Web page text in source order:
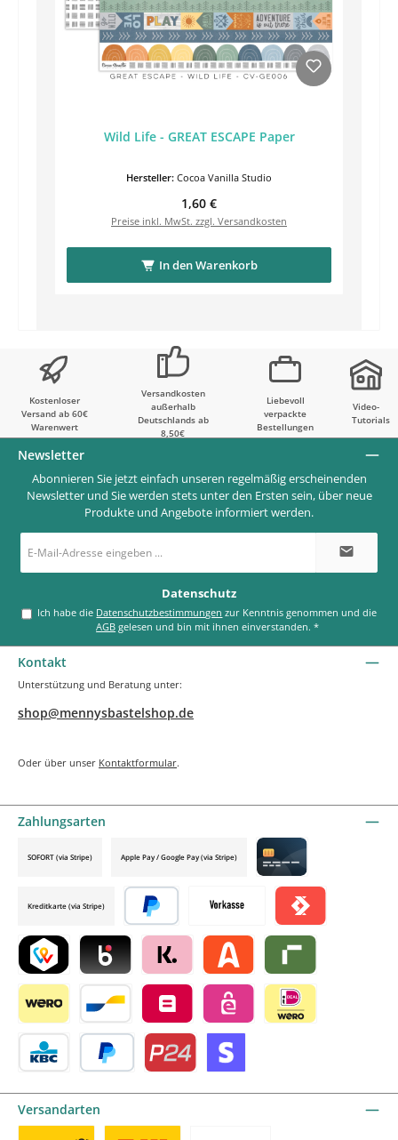
Wild Life - GREAT ESCAPE Paper
Hersteller: Cocoa Vanilla Studio
Regulärer Preis:
1,60 €
Preise inkl. MwSt. zzgl. Versandkosten
In den Warenkorb
Kostenloser
Versand ab 60€
Warenwert
Versandkosten
außerhalb
Deutschlands ab
8,50€
Liebevoll
verpackte
Bestellungen
Video-
Tutorials
Newsletter
Abonnieren Sie jetzt einfach unseren regelmäßig erscheinenden
Newsletter und Sie werden stets unter den Ersten sein, über neue
Produkte und Angebote informiert werden.
E-
Mail-
*
Datenschutz
Ich habe die Datenschutzbestimmungen
AGB gelesen und bin mit ihnen einverstanden.*
Kontakt
Unterstützung und Beratung unter:
shop@mennysbastelshop.de
Oder über unser Kontaktformular.
Zahlungsarten
Vorkasse Satispay by mollie
TWINT by mollieBlik by mollieKlarna by mollieAlma by mollieRiverty by mollie
Wero Bancontact by mollie
Belfius by mollieeps by mollie
SOFORT (via Stripe) Apple Pay / Google Pay (via Stripe)
Credit card by mollie
Kreditkarte (via Stripe)
Später bezahlen
Versandarten